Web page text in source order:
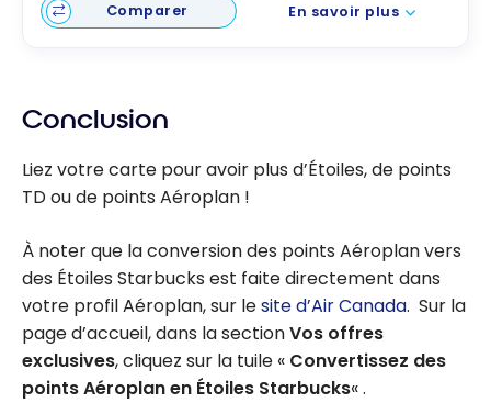
Comparer En savoir plus
Conclusion
Liez votre carte pour avoir plus d’Étoiles, de points
TD ou de points Aéroplan !
À noter que la conversion des points Aéroplan vers
des Étoiles Starbucks est faite directement dans
votre profil Aéroplan, sur lesite d’Air Canada. Sur la
page d’accueil, dans la sectionVos offres
exclusives, cliquez sur la tuile « Convertissez des
points Aéroplan en Étoiles Starbucks« .